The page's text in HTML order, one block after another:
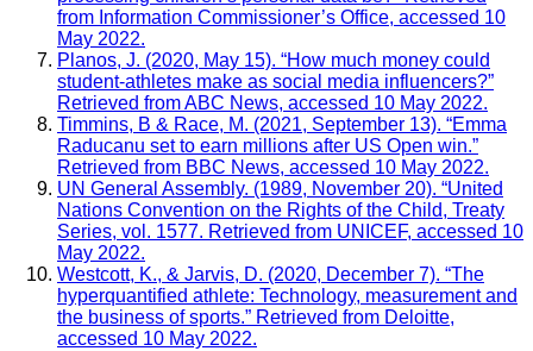
from Information Commissioner’s Office, accessed 10
May 2022.
Planos, J. (2020, May 15). “How much money could
student-athletes make as social media influencers?”
Retrieved from ABC News, accessed 10 May 2022.
Timmins, B & Race, M. (2021, September 13). “Emma
Raducanu set to earn millions after US Open win.”
Retrieved from BBC News, accessed 10 May 2022.
UN General Assembly. (1989, November 20). “United
Nations Convention on the Rights of the Child, Treaty
Series, vol. 1577. Retrieved from UNICEF, accessed 10
May 2022.
Westcott, K., & Jarvis, D. (2020, December 7). “The
hyperquantified athlete: Technology, measurement and
the business of sports.” Retrieved from Deloitte,
accessed 10 May 2022.